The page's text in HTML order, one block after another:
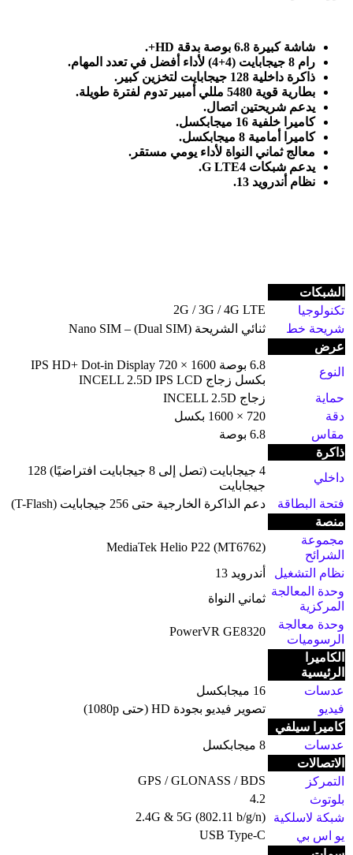
شاشة كبيرة 6.8 بوصة بدقة
رام 8 جيجابايت (4+4) لأداء أفضل في تعدد المهام
.
ذاكرة داخلية 128 جيجابايت لتخزين كبير
.
بطارية قوية 5480 مللي أمبير تدوم لفترة طويلة
.
يدعم شريحتين اتصال.
كاميرا خلفية 16 ميجابكسل
.
كاميرا أمامية 8 ميجابكسل
.
معالج ثماني النواة لأداء يومي مستقر .
يدعم شبكات 4
G LTE.
نظام أندرويد 13
.
الشبكات
تكنولوجيا
2G / 3G / 4G LTE
شريحة خط
ثنائي الشريحة (Dual SIM) – Nano SIM
عرض
النوع
6.8 بوصة IPS HD+ Dot-in Display 720 × 1600
بكسل زجاج INCELL 2.5D IPS LCD
حماية
زجاج INCELL 2.5D
دقة
720 × 1600 بكسل
مقاس
6.8 بوصة
ذاكرة
داخلي
4 جيجابايت (تصل إلى 8 جيجابايت افتراضيًا) 128
جيجابايت
فتحة البطاقة
دعم الذاكرة الخارجية حتى 256 جيجابايت (T-Flash)
منصة
مجموعة
الشرائح
MediaTek Helio P22 (MT6762)
نظام التشغيل
أندرويد 13
وحدة المعالجة
المركزية
ثماني النواة
وحدة معالجة
الرسوميات
PowerVR GE8320
الكاميرا
الرئيسية
عدسات
16 ميجابكسل
فيديو
تصوير فيديو بجودة HD (حتى 1080p)
كاميرا سيلفي
عدسات
8 ميجابكسل
الاتصالات
التمركز
GPS / GLONASS / BDS
بلوتوث
4.2
شبكة لاسلكية
2.4G & 5G (802.11 b/g/n)
يو اس بي
USB Type-C